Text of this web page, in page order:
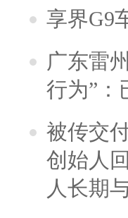
享界G9
广东雷
行为”：
被传交
创始人
人长期